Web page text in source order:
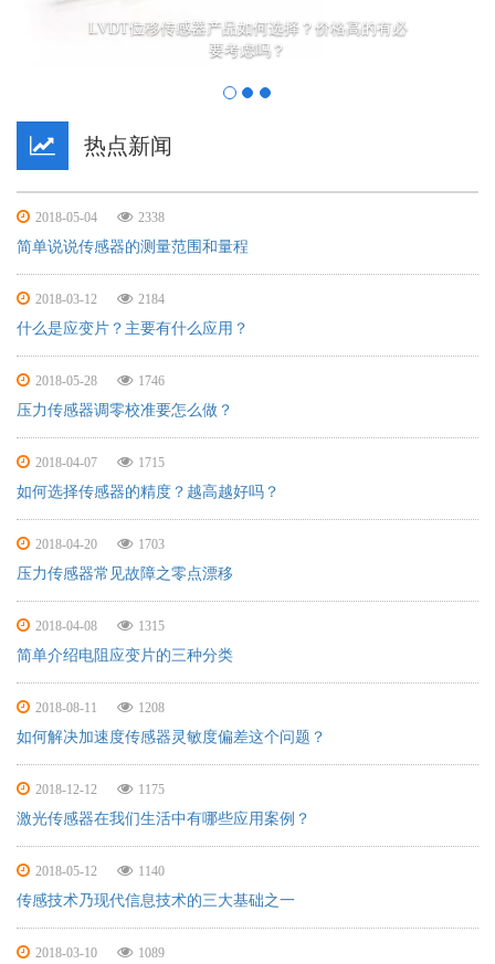
LVDT位移传感器产品如何选择？价格高的有必
要考虑吗？
热点新闻
2018-05-04 2338
简单说说传感器的测量范围和量程
2018-03-12 2184
什么是应变片？主要有什么应用？
2018-05-28 1746
压力传感器调零校准要怎么做？
2018-04-07 1715
如何选择传感器的精度？越高越好吗？
2018-04-20 1703
压力传感器常见故障之零点漂移
2018-04-08 1315
简单介绍电阻应变片的三种分类
2018-08-11 1208
如何解决加速度传感器灵敏度偏差这个问题？
2018-12-12 1175
激光传感器在我们生活中有哪些应用案例？
2018-05-12 1140
传感技术乃现代信息技术的三大基础之一
2018-03-10 1089